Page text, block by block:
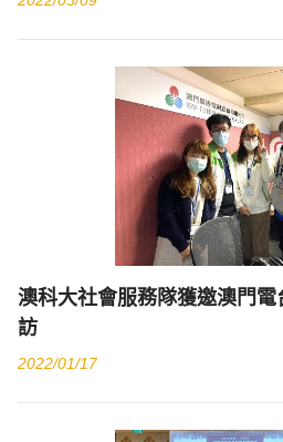
澳科大社會服務隊獲邀澳門
訪
2022/01/17